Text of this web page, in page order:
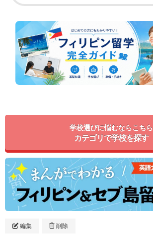
学校選びに悩むならこちら
カテゴリで学校を探す
編集 削除